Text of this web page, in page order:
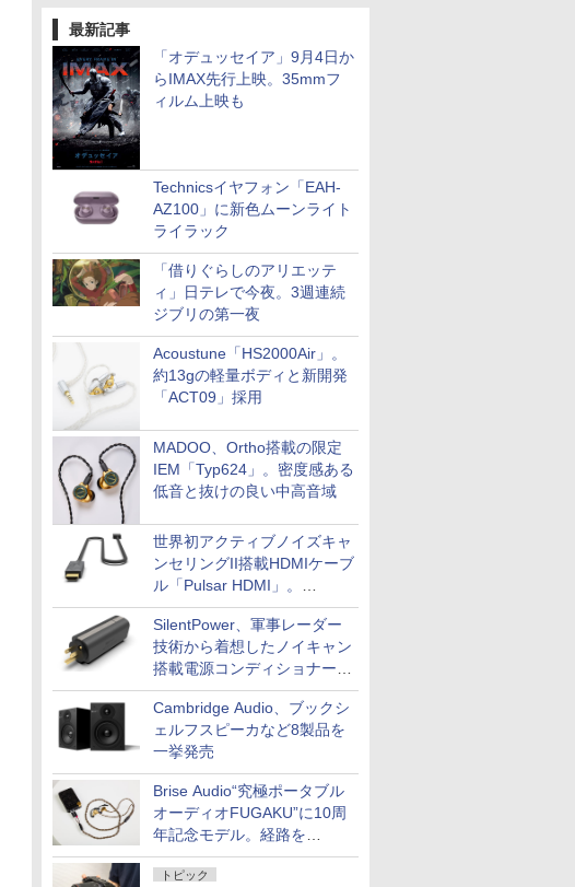
最新記事
「オデュッセイア」9月4日か
らIMAX先行上映。35mmフ
ィルム上映も
Technicsイヤフォン「EAH-
AZ100」に新色ムーンライト
ライラック
「借りぐらしのアリエッテ
ィ」日テレで今夜。3週連続
ジブリの第一夜
Acoustune「HS2000Air」。
約13gの軽量ボディと新開発
「ACT09」採用
MADOO、Ortho搭載の限定
IEM「Typ624」。密度感ある
低音と抜けの良い中高音域
世界初アクティブノイズキャ
ンセリングII搭載HDMIケーブ
ル「Pulsar HDMI」。
SilentPowerから
SilentPower、軍事レーダー
技術から着想したノイキャン
搭載電源コンディショナー
「AC iPurifier2」
Cambridge Audio、ブックシ
ェルフスピーカなど8製品を
一挙発売
Brise Audio“究極ポータブル
オーディオFUGAKU”に10周
年記念モデル。経路を
NISHIKIで統一。400万円
トピック